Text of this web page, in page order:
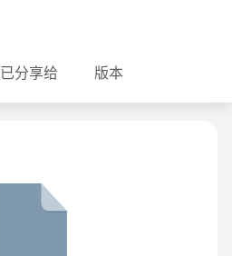
已分享给 版本